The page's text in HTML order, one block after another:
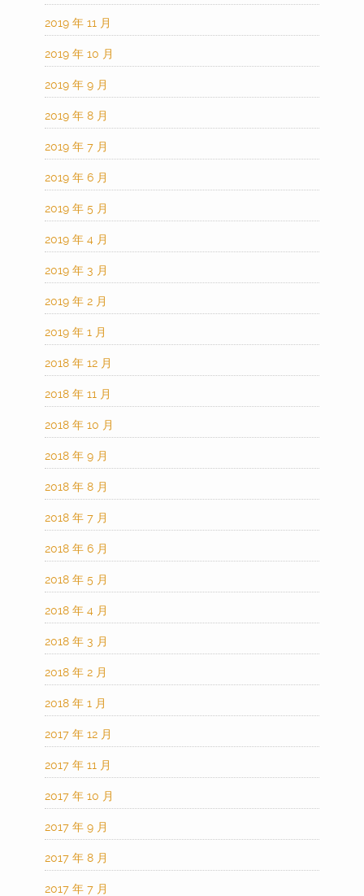
2019 年 11 月
2019 年 10 月
2019 年 9 月
2019 年 8 月
2019 年 7 月
2019 年 6 月
2019 年 5 月
2019 年 4 月
2019 年 3 月
2019 年 2 月
2019 年 1 月
2018 年 12 月
2018 年 11 月
2018 年 10 月
2018 年 9 月
2018 年 8 月
2018 年 7 月
2018 年 6 月
2018 年 5 月
2018 年 4 月
2018 年 3 月
2018 年 2 月
2018 年 1 月
2017 年 12 月
2017 年 11 月
2017 年 10 月
2017 年 9 月
2017 年 8 月
2017 年 7 月